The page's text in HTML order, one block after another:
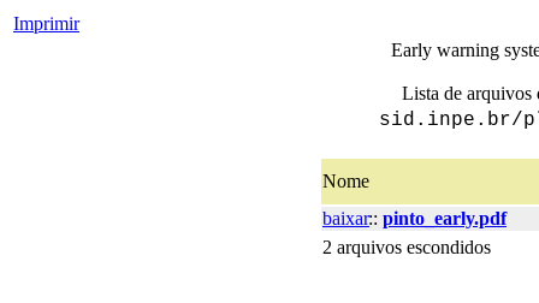
Imprimir
Early warning
Lista de arquivos
sid.inpe.br/
Nome
baixar:: pinto_early.pdf
2 arquivos escondidos